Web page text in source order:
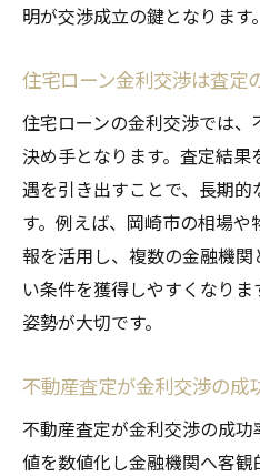
明が交渉成立の鍵となります。
住宅ローン金利交渉は査定
住宅ローンの金利交渉では
決め手となります。査定結
遇を引き出すことで、長期
す。例えば、岡崎市の相場
報を活用し、複数の金融機
い条件を獲得しやすくなり
姿勢が大切です。
不動産査定が金利交渉の成
不動産査定が金利交渉の成
値を数値化し金融機関へ客